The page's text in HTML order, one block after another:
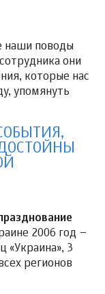
наши поводы
они
которые нас
упомянуть
2006 год –
«Украина», 3
регионов